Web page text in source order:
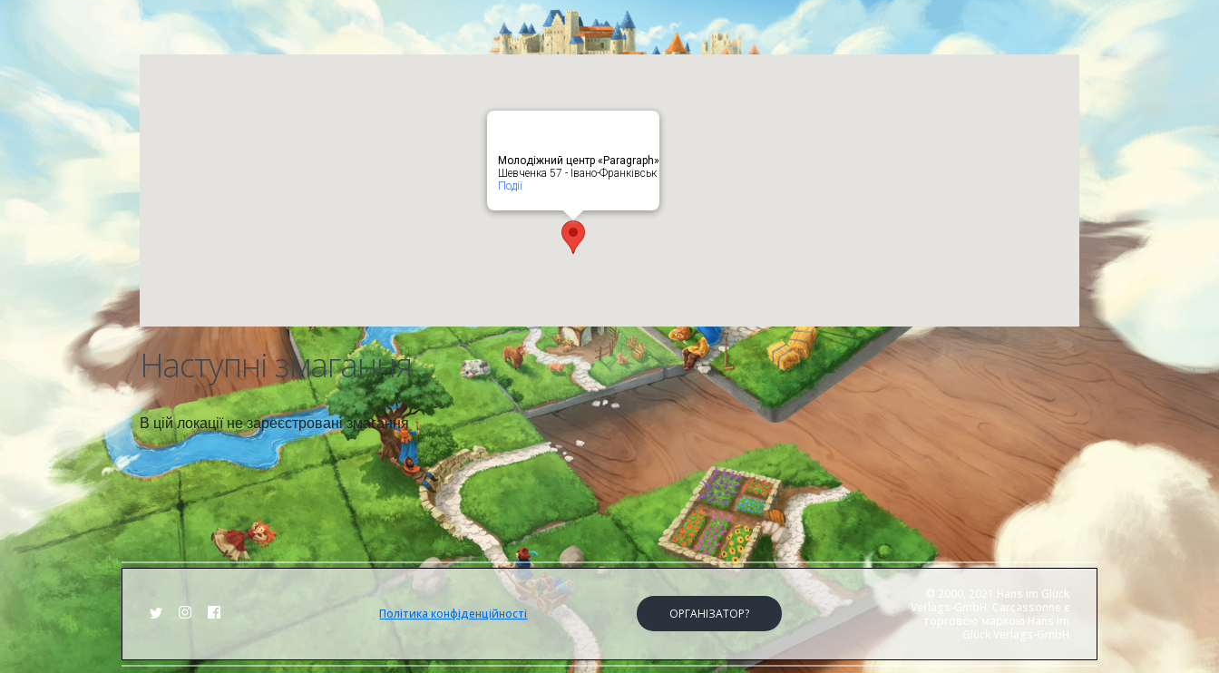
Молодіжний центр «Paragraph»
Шевченка 57 - Івано-Франківськ
Події
Наступні змагання
В цій локації не зареєстровані змагання
Політика конфіденційності ОРГАНІЗАТОР?
© 2000, 2021 Hans im Glück
Verlags-GmbH. Carcassonne є
торговою маркою Hans im
Glück Verlags-GmbH